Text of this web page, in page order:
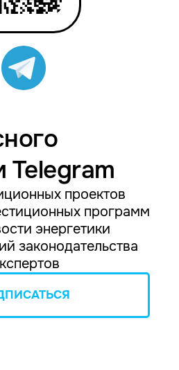
Telegram
проектов
программ
энергетики
законодательства